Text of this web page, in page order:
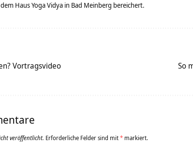
Haus Yoga Vidya in Bad Meinberg bereichert.
Vortragsvideo So
veröffentlicht. Erforderliche Felder sind mit* markiert.